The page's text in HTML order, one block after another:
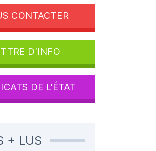
CONTACTER
D'INFO
DE L'ÉTAT
+ LUS